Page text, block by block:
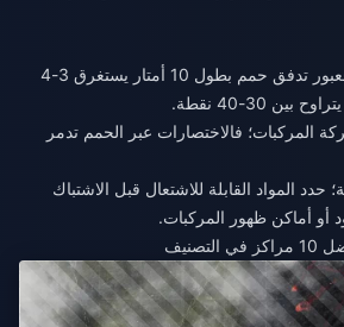
الاستهانة بتراكم الضرر؛ فعبور تدفق حمم بطول 10 أمتار يستغرق 3-4
30-40 نقطة.
المركبات؛ فالاختصارات عبر الحمم تدمر
حدد المواد القابلة للاشتعال قبل الاشتباك
أو أماكن ظهور المركبات.